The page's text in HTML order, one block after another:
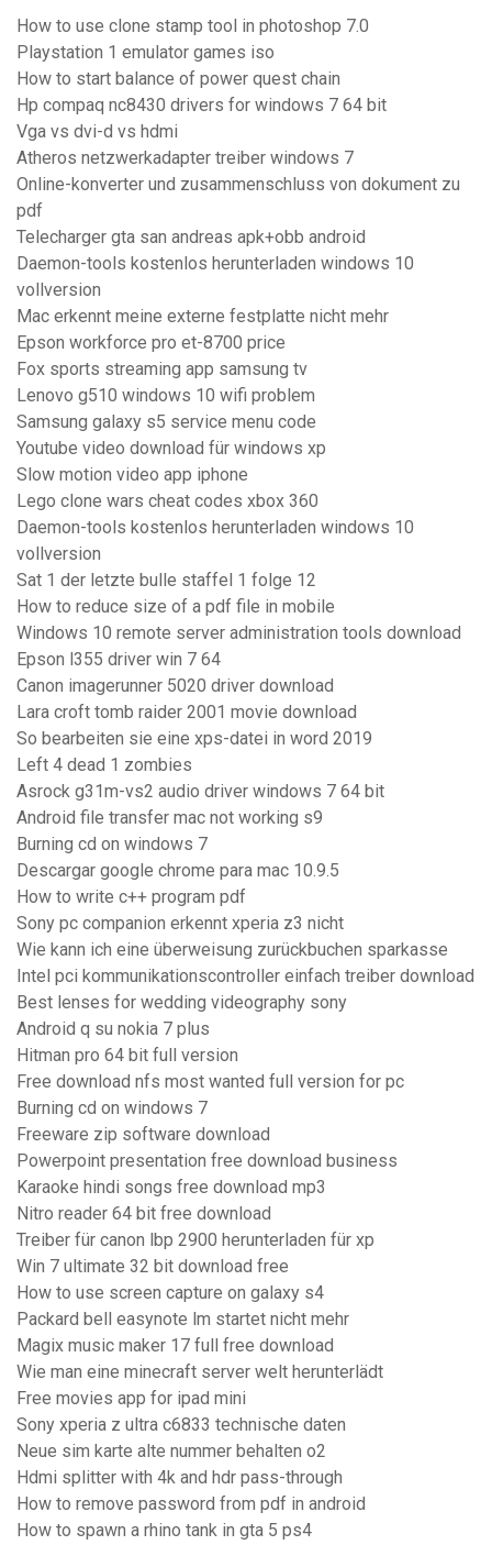
How to use clone stamp tool in photoshop 7.0
Playstation 1 emulator games iso
How to start balance of power quest chain
Hp compaq nc8430 drivers for windows 7 64 bit
Vga vs dvi-d vs hdmi
Atheros netzwerkadapter treiber windows 7
Online-konverter und zusammenschluss von dokument zu
pdf
Telecharger gta san andreas apk+obb android
Daemon-tools kostenlos herunterladen windows 10
vollversion
Mac erkennt meine externe festplatte nicht mehr
Epson workforce pro et-8700 price
Fox sports streaming app samsung tv
Lenovo g510 windows 10 wifi problem
Samsung galaxy s5 service menu code
Youtube video download für windows xp
Slow motion video app iphone
Lego clone wars cheat codes xbox 360
Daemon-tools kostenlos herunterladen windows 10
vollversion
Sat 1 der letzte bulle staffel 1 folge 12
How to reduce size of a pdf file in mobile
Windows 10 remote server administration tools download
Epson l355 driver win 7 64
Canon imagerunner 5020 driver download
Lara croft tomb raider 2001 movie download
So bearbeiten sie eine xps-datei in word 2019
Left 4 dead 1 zombies
Asrock g31m-vs2 audio driver windows 7 64 bit
Android file transfer mac not working s9
Burning cd on windows 7
Descargar google chrome para mac 10.9.5
How to write c++ program pdf
Sony pc companion erkennt xperia z3 nicht
Wie kann ich eine überweisung zurückbuchen sparkasse
Intel pci kommunikationscontroller einfach treiber download
Best lenses for wedding videography sony
Android q su nokia 7 plus
Hitman pro 64 bit full version
Free download nfs most wanted full version for pc
Burning cd on windows 7
Freeware zip software download
Powerpoint presentation free download business
Karaoke hindi songs free download mp3
Nitro reader 64 bit free download
Treiber für canon lbp 2900 herunterladen für xp
Win 7 ultimate 32 bit download free
How to use screen capture on galaxy s4
Packard bell easynote lm startet nicht mehr
Magix music maker 17 full free download
Wie man eine minecraft server welt herunterlädt
Free movies app for ipad mini
Sony xperia z ultra c6833 technische daten
Neue sim karte alte nummer behalten o2
Hdmi splitter with 4k and hdr pass-through
How to remove password from pdf in android
How to spawn a rhino tank in gta 5 ps4